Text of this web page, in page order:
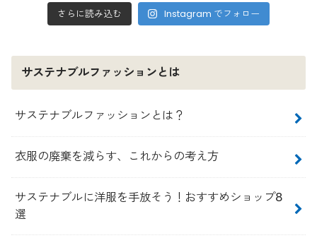
さらに読み込む Instagram でフォロー
サステナブルファッションとは
サステナブルファッションとは？
衣服の廃棄を減らす、これからの考え方
サステナブルに洋服を手放そう！おすすめショップ8
選